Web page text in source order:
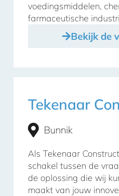
voedingsmiddelen,
farmaceutische
Bekijk de
Tekenaar
Bunnik
Als Tekenaar
schakel tussen de
de oplossing die wij
maakt van jouw